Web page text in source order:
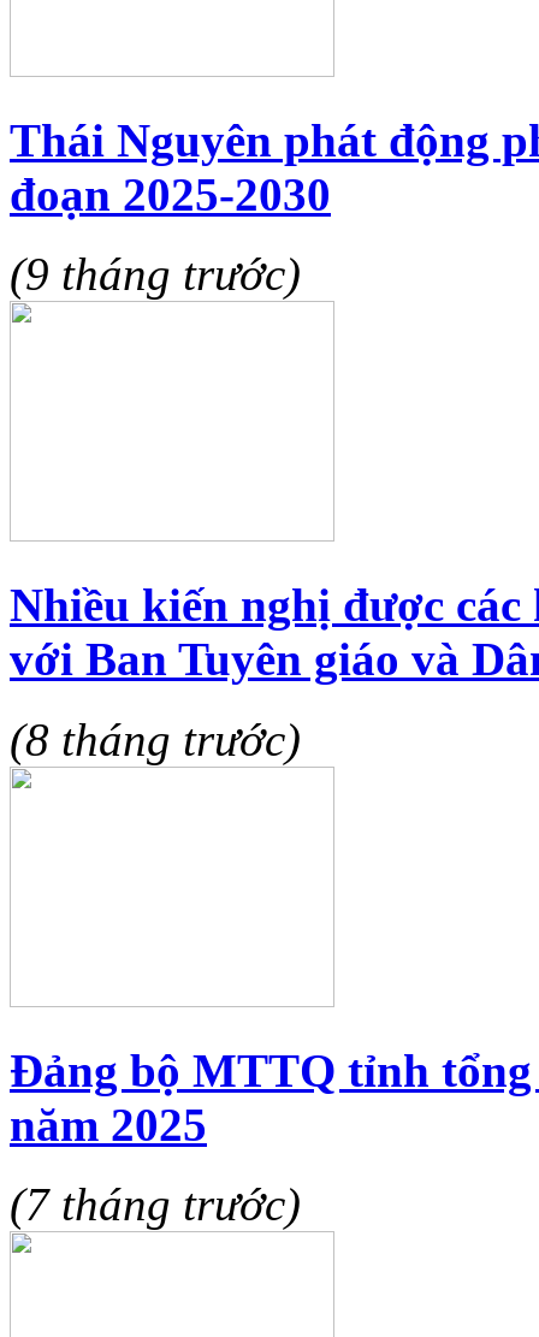
Thái Nguyên phát động
đoạn 2025-2030
(9 tháng trước)
Nhiều kiến nghị được
với Ban Tuyên giáo và
(8 tháng trước)
Đảng bộ MTTQ tỉnh
năm 2025
(7 tháng trước)